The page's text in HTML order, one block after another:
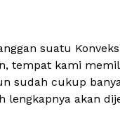
suatu
tempat kami
sudah cukup
lengkapnya akan